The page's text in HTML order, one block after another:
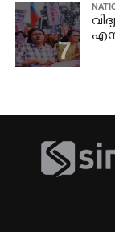
എസ്